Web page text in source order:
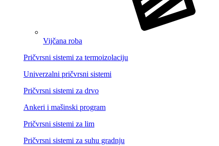
Vijčana roba
Pričvrsni sistemi za termoizolaciju
Univerzalni pričvrsni sistemi
Pričvrsni sistemi za drvo
Ankeri i mašinski program
Pričvrsni sistemi za lim
Pričvrsni sistemi za suhu gradnju